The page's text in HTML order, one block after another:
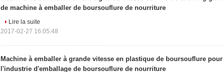
de machine à emballer de boursouflure de nourriture
Lire la suite
2017-02-27 16:05:48
Machine à emballer à grande vitesse en plastique de boursouflure pour
l'industrie d'emballage de boursouflure de nourriture